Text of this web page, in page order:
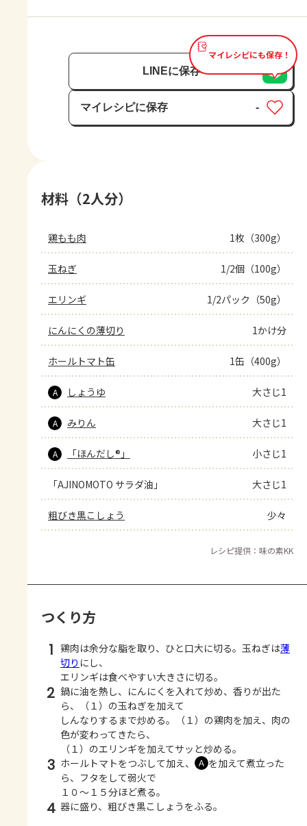
マイレシピにも保存！
LINEに保存
マイレシピに保存
保存済み
-
材料（2人分）
鶏もも肉 1枚（300g）
玉ねぎ 1/2個（100g）
エリンギ 1/2パック（50g）
にんにくの薄切り 1かけ分
ホールトマト缶 1缶（400g）
A しょうゆ 大さじ1
A みりん 大さじ1
A 「ほんだし®」 小さじ1
「AJINOMOTO サラダ油」 大さじ1
粗びき黒こしょう 少々
レシピ提供：味の素KK
つくり方
1 鶏肉は余分な脂を取り、ひと口大に切る。玉ねぎは薄
切り にし、
エリンギは食べやすい大きさに切る。
2 鍋に油を熱し、にんにくを入れて炒め、香りが出た
ら、（１）の玉ねぎを加えて
しんなりするまで炒める。（１）の鶏肉を加え、肉の
色が変わってきたら、
（１）のエリンギを加えてサッと炒める。
3 ホールトマトをつぶして加え、 Ａ を加えて煮立った
ら、フタをして弱火で
１０～１５分ほど煮る。
4 器に盛り、粗びき黒こしょうをふる。